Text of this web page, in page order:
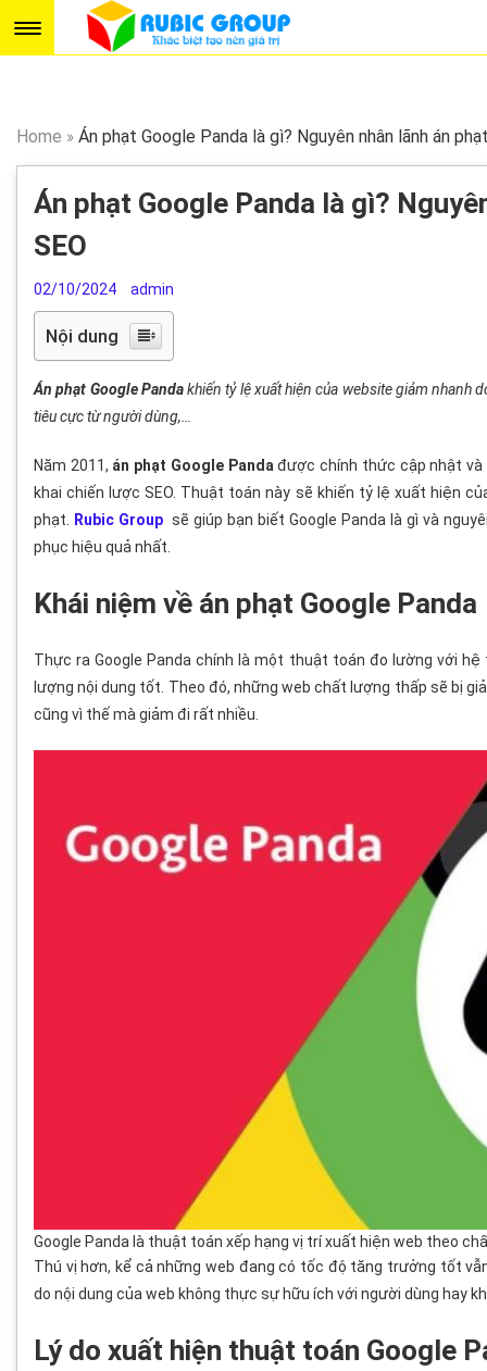
Home » Án phạt Google Panda là gì? Nguyên nhân lãnh án
Án phạt Google Panda là gì?
SEO
02/10/2024 admin
Nội dung
Án phạt Google Pandakhiến tỷ lệ xuất hiện của website giảm nhanh
tiêu cực từ người dùng,…
Năm 2011, án phạt Google Panda được chính thức cập nhật và
khai chiến lược SEO. Thuật toán này sẽ khiến tỷ lệ xuất hiện
phạt.
Rubic Groupsẽ giúp bạn biết Google Panda là gì và
phục hiệu quả nhất.
Khái niệm về án phạt Google Panda
Thực ra Google Panda chính là một thuật toán đo lường với
lượng nội dung tốt. Theo đó, những web chất lượng thấp sẽ bị
cũng vì thế mà giảm đi rất nhiều.
Google Panda là thuật toán xếp hạng vị trí xuất hiện web theo
Thú vị hơn, kể cả những web đang có tốc độ tăng trưởng tốt
do nội dung của web không thực sự hữu ích với người dùng hay
Lý do xuất hiện thuật toán Google